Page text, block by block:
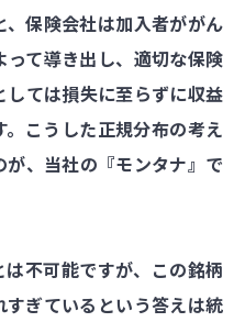
保険会社は加入者ががん
て導き出し、適切な保険
ては損失に至らずに収益
こうした正規分布の考え
、当社の『モンタナ』で
不可能ですが、この銘柄
ぎているという答えは統